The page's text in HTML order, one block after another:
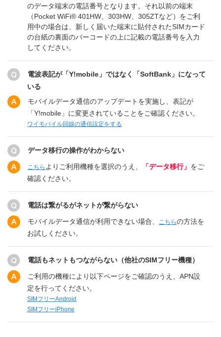
のデータ端末の電話番号となります。それ以前の端末
（Pocket WiFi® 401HW、303HW、305ZTなど）をご利
用中の場合は、新しく届いた端末に貼付されたSIMカード
の台紙の裏面のバーコードの上に記載の電話番号を入力
してください。
電波表記が「Y!mobile」ではなく「SoftBank」になって
いる
モバイルデータ通信のアップデートを実施し、表記が
「Y!mobile」に変更されていることをご確認ください。
ワイモバイル回線の通信設定をする
データ移行の操作がわからない
こちら よりご利用機種を選択のうえ、 「データ移行」 をご
確認ください。
電話は繋がるがネットが繋がらない
モバイルデータ通信が利用できない場合、 こちらの方法を
お試しください。
電話もネットもつながらない（他社のSIMフリー機種）
ご利用の機種により以下ページをご確認のうえ、APN設
定を行ってください。
SIMフリーAndroid
SIMフリーiPhone